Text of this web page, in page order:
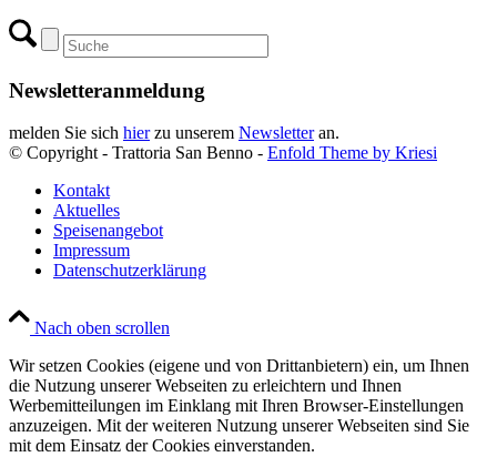
Newsletteranmeldung
melden Sie sich hierzu unserem Newsletteran.
© Copyright - Trattoria San Benno - Enfold Theme by Kriesi
Kontakt
Aktuelles
Speisenangebot
Impressum
Datenschutzerklärung
Nach oben scrollen
Wir setzen Cookies (eigene und von Drittanbietern) ein, um Ihnen
die Nutzung unserer Webseiten zu erleichtern und Ihnen
Werbemitteilungen im Einklang mit Ihren Browser-Einstellungen
anzuzeigen. Mit der weiteren Nutzung unserer Webseiten sind Sie
mit dem Einsatz der Cookies einverstanden.